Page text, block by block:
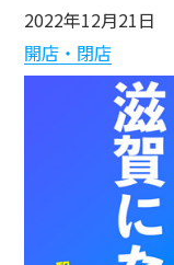
2022年12月21日
開店・閉店